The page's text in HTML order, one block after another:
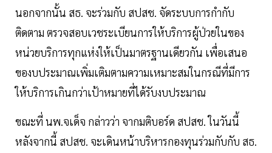
นอกจากนั้น สธ. จะร่วมกับ สปสช. จัดระบบการกำกับ
ติดตาม ตรวจสอบเวชระเบียนการให้บริการผู้ป่วยในของ
หน่วยบริการทุกแห่งให้เป็นมาตรฐานเดียวกัน เพื่อเสนอ
ของบประมาณเพิ่มเติมตามความเหมาะสมในกรณีที่มีการ
ให้บริการเกินกว่าเป้าหมายที่ได้รับงบประมาณ
ขณะที่ นพ.จเด็จ กล่าวว่า จากมติบอร์ด สปสช. ในวันนี้
หลังจากนี้ สปสช. จะเดินหน้าบริหารกองทุนร่วมกับกับ สธ.